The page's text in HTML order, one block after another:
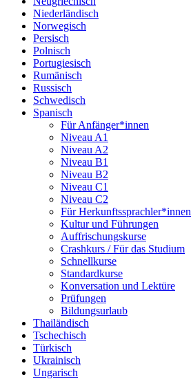
Niederländisch
Norwegisch
Persisch
Polnisch
Portugiesisch
Rumänisch
Russisch
Schwedisch
Spanisch
Für Anfänger*innen
Niveau A1
Niveau A2
Niveau B1
Niveau B2
Niveau C1
Niveau C2
Für Herkunftssprachler*innen
Kultur und Führungen
Auffrischungskurse
Crashkurs / Für das Studium
Schnellkurse
Standardkurse
Konversation und Lektüre
Prüfungen
Bildungsurlaub
Thailändisch
Tschechisch
Türkisch
Ukrainisch
Ungarisch